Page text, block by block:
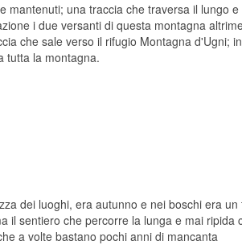
mantenuti; una traccia che traversa il lungo e
i due versanti di questa montagna
che sale verso il rifugio Montagna d'Ugni;
tutta la montagna.
dei luoghi, era autunno e nei boschi era un
il sentiero che percorre la lunga e mai ripida
a volte bastano pochi anni di mancanta